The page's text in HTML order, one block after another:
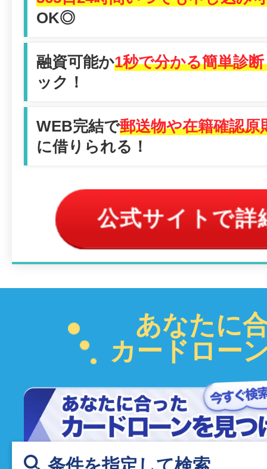
OK◎
融資可能か1秒で分かる簡単診
ック！
WEB完結で郵送物や在籍確認原
に借りられる！
公式サイトで詳
あなたに
カードロー